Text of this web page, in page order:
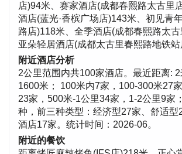
店)94米、赛家酒店(成都春熙路太古里
酒店(蓝光·香槟广场店)143米、初见青
路店)118米、全季酒店(成都春熙路太古
亚朵轻居酒店(成都太古里春熙路地铁站
附近酒店分析
2公里范围内共100家酒店。最近距离:
1600米； 100米内7家，100-300米27
23家，500米-1公里34家，1-2公里9家
种，前三种类型：经济型27家、舒适型
酒店17家。统计时间：2026-06。
附近的餐饮